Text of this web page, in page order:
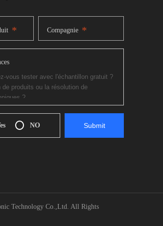
* Compagnie *
NO
Technology Co.,Ltd. All Rights